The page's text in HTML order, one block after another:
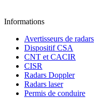
Informations
Avertisseurs de radars
Dispositif CSA
CNT et CACIR
CISR
Radars Doppler
Radars laser
Permis de conduire